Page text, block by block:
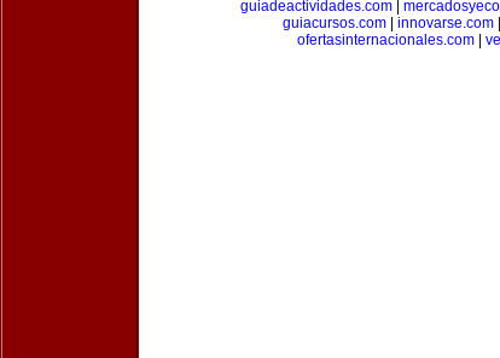
guiadeactividades.com|
guiacursos.com| innovarse.com|
ofertasinternacionales.com